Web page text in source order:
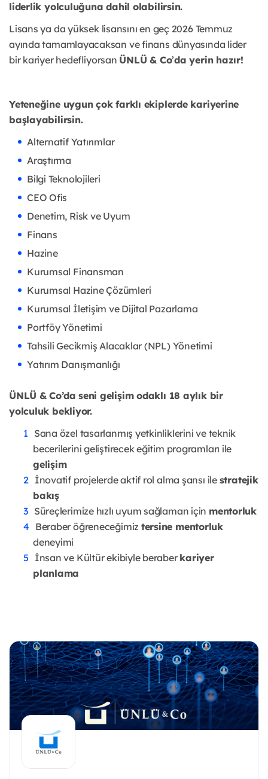
liderlik yolculuğuna dahil olabilirsin.
Lisans ya da yüksek lisansını en geç 2026 Temmuz
ayında tamamlayacaksan ve finans dünyasında lider
bir kariyer hedefliyorsan ÜNLÜ & Co’da yerin hazır!
Yeteneğine uygun çok farklı ekiplerde kariyerine
başlayabilirsin.
Alternatif Yatırımlar
Araştırma
Bilgi Teknolojileri
CEO Ofis
Denetim, Risk ve Uyum
Finans
Hazine
Kurumsal Finansman
Kurumsal Hazine Çözümleri
Kurumsal İletişim ve Dijital Pazarlama
Portföy Yönetimi
Tahsili Gecikmiş Alacaklar (NPL) Yönetimi
Yatırım Danışmanlığı
ÜNLÜ & Co’da seni gelişim odaklı 18 aylık bir
yolculuk bekliyor.
Sana özel tasarlanmış yetkinliklerini ve teknik
becerilerini geliştirecek eğitim programları ile
gelişim
İnovatif projelerde aktif rol alma şansı ile stratejik
bakış
Süreçlerimize hızlı uyum sağlaman için mentorluk
Beraber öğreneceğimiz tersine mentorluk
deneyimi
İnsan ve Kültür ekibiyle beraber kariyer
planlama